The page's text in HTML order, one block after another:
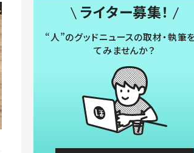
ライター募集！
“人”のグッドニュースの取材・執筆
てみませんか？